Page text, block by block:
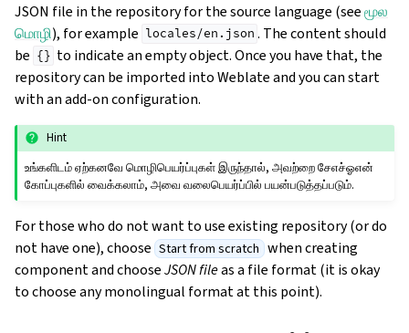
JSON file in the repository for the source language (seeமூல
மொழி), for example locales/en.json . The content should
be {} to indicate an empty object. Once you have that, the
repository can be imported into Weblate and you can start
with an add-on configuration.
Hint
உங்களிடம் ஏற்கனவே மொழிபெயர்ப்புகள் இருந்தால், அவற்றை சேஎச்ஓஎன்
கோப்புகளில் வைக்கலாம், அவை வலைபெயர்ப்பில் பயன்படுத்தப்படும்.
For those who do not want to use existing repository (or do
not have one), choose Start from scratch when creating
component and chooseJSON fileas a file format (it is okay
to choose any monolingual format at this point).